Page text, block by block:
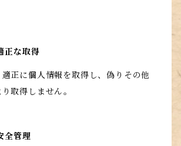
正な取得
正に個人情報を取得し、偽りその他
取得しません。
全管理